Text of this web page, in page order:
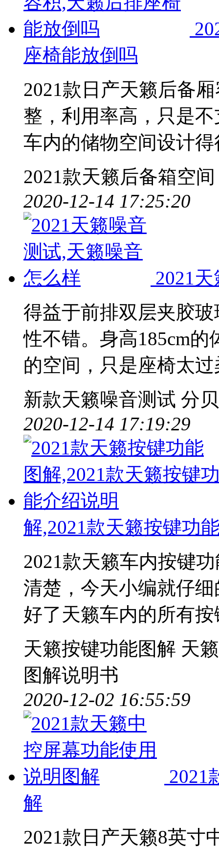
座椅能放倒吗
2021款日产天籁后备
整，利用率高，只是
车内的储物空间设计
2021款天籁后备箱空间
2020-12-14 17:25:20
2021
得益于前排双层夹胶
性不错。身高185cm
的空间，只是座椅太
新款天籁噪音测试 分
2020-12-14 17:19:29
解,2021款天籁按键功
2021款天籁车内按键
清楚，今天小编就仔
好了天籁车内的所有
天籁按键功能图解 天
图解说明书
2020-12-02 16:55:59
2021
解
2021款日产天籁8英寸